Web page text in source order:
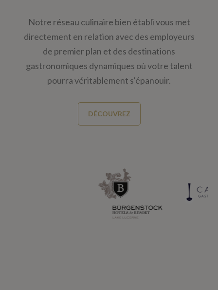
Notre réseau culinaire bien établi vous met
directement en relation avec des employeurs
de premier plan et des destinations
gastronomiques dynamiques où votre talent
pourra véritablement s'épanouir.
DÉCOUVREZ